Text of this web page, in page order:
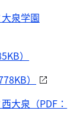
泉学園
）
）
大泉（PDF：